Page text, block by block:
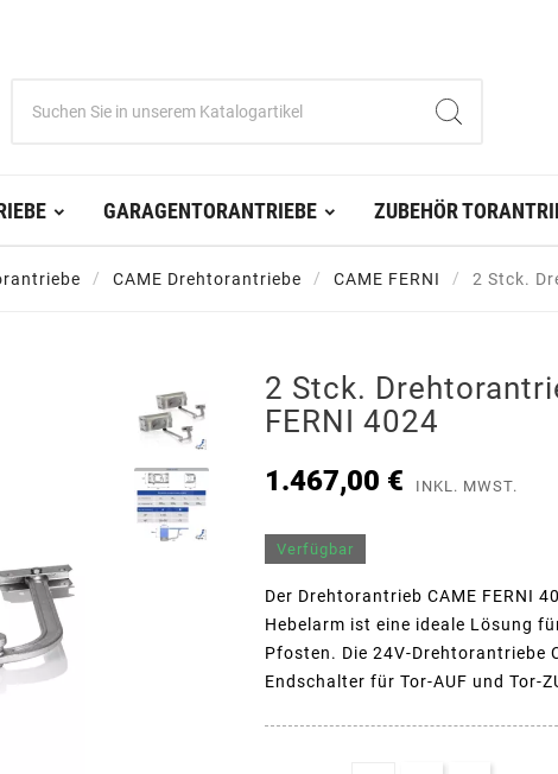
GARAGENTORANTRIEBE ZUBEHÖR
CAME Drehtorantriebe CAME FERNI 2 Stck.
2 Stck.
FERNI 4024
1.467,00 € INKL. MWST.
Verfügbar
Der Drehtorantrieb CAME FERNI
Hebelarm ist eine ideale Lösung
Pfosten. Die 24V-Drehtorantriebe
Endschalter für Tor-AUF und Tor-